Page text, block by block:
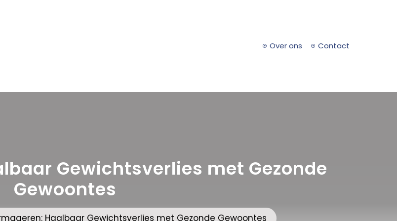
Over ons Contact
Gewichtsverlies met Gezonde
Gewoontes
Haalbaar Gewichtsverlies met Gezonde Gewoontes